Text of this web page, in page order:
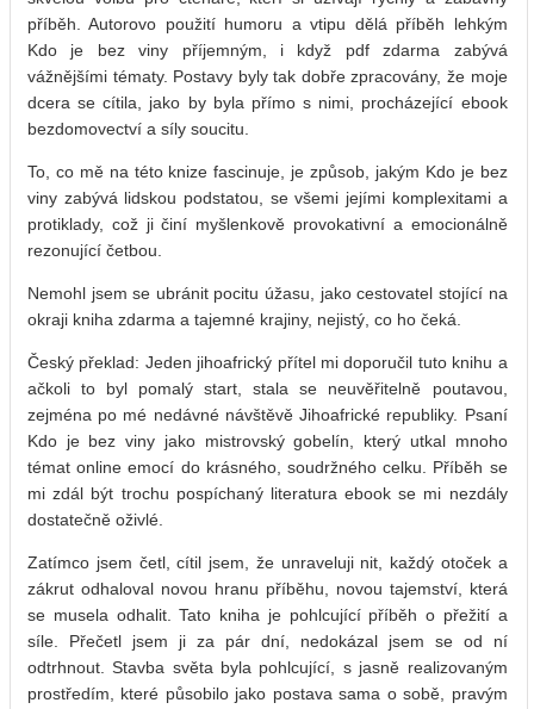
příběh. Autorovo použití humoru a vtipu dělá příběh lehkým
Kdo je bez viny příjemným, i když pdf zdarma zabývá
vážnějšími tématy. Postavy byly tak dobře zpracovány, že moje
dcera se cítila, jako by byla přímo s nimi, procházející ebook
bezdomovectví a síly soucitu.
To, co mě na této knize fascinuje, je způsob, jakým Kdo je bez
viny zabývá lidskou podstatou, se všemi jejími komplexitami a
protiklady, což ji činí myšlenkově provokativní a emocionálně
rezonující četbou.
Nemohl jsem se ubránit pocitu úžasu, jako cestovatel stojící na
okraji kniha zdarma a tajemné krajiny, nejistý, co ho čeká.
Český překlad: Jeden jihoafrický přítel mi doporučil tuto knihu a
ačkoli to byl pomalý start, stala se neuvěřitelně poutavou,
zejména po mé nedávné návštěvě Jihoafrické republiky. Psaní
Kdo je bez viny jako mistrovský gobelín, který utkal mnoho
témat online emocí do krásného, soudržného celku. Příběh se
mi zdál být trochu pospíchaný literatura ebook se mi nezdály
dostatečně oživlé.
Zatímco jsem četl, cítil jsem, že unraveluji nit, každý otoček a
zákrut odhaloval novou hranu příběhu, novou tajemství, která
se musela odhalit. Tato kniha je pohlcující příběh o přežití a
síle. Přečetl jsem ji za pár dní, nedokázal jsem se od ní
odtrhnout. Stavba světa byla pohlcující, s jasně realizovaným
prostředím, které působilo jako postava sama o sobě, pravým